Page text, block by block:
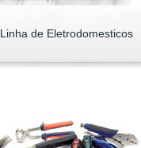
Linha de Eletrodomesticos